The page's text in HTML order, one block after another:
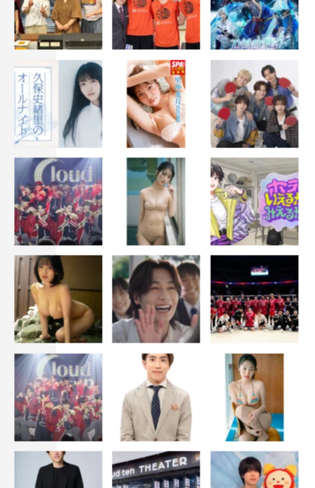
『リビングの松永さん』©カンテレ
また、これまで『リビングの松永さん』でリリースしてい
るドラマの各話の見どころのキャッチコピーは、＃1が
「好きと言わないラブストーリーを、ぜひ、お楽しみくだ
さい！」、＃2が「今の世に必要な昭和を、松永の生き様
から感じることができる」、＃3が「お待たせいたしまし
た。今夜からラブストーリーの始まりです！」、＃4が
「中島と向井、今夜バーで待ち合わせます！いつもより艶
のある大人な回になるかも」、＃5が「ヒロインを守る男
たち…あなたは今夜、恋の大三角形を目撃します！余談だ
けど…標準語を話す向井康二もポイント（笑）」。
＃6が「バレンタインイブ！チョコのように甘くて苦い恋
の回。本番で初めてガチでパスタを作りました！」、＃7
が「松永、バースデーで弾けます！ こんな誕生日を一度
は過ごしてみたいな♡」、＃8が「ついに、ラブスクエア
突入！ 恋も仕事も全力な登場人物たちに、あなたは共感
するはず」、＃9が「出会いと別れの春。恋の風を吹かす
のは誰だ？ 松永、気持ち固めました。」、＃10が「バー
スデーイブにドラマ放送されます！ 明日30歳になりま